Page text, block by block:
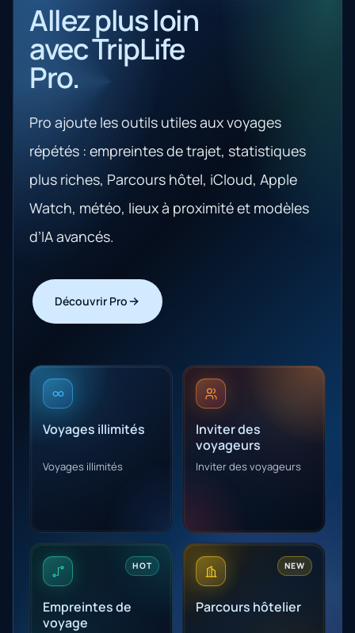
Allez plus loin
avec TripLife
Pro.
Pro ajoute les outils utiles aux voyages
répétés : empreintes de trajet, statistiques
plus riches, Parcours hôtel, iCloud, Apple
Watch, météo, lieux à proximité et modèles
d’IA avancés.
Découvrir Pro
Voyages illimités
Voyages illimités
Inviter des
voyageurs
Inviter des voyageurs
HOT
Empreintes de
voyage
NEW
Parcours hôtelier